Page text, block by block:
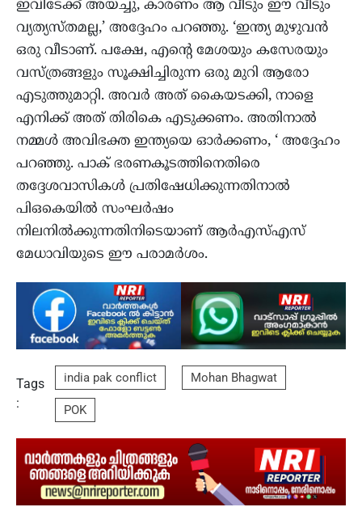
ഇവിടേക്ക് അയച്ചു, കാരണം ആ വീടും ഈ വീടും
വ്യത്യസ്തമല്ല,’ അദ്ദേഹം പറഞ്ഞു. ‘ഇന്ത്യ മുഴുവന്‍
ഒരു വീടാണ്. പക്ഷേ, എന്റെ മേശയും കസേരയും
വസ്ത്രങ്ങളും സൂക്ഷിച്ചിരുന്ന ഒരു മുറി ആരോ
എടുത്തുമാറ്റി. അവര്‍ അത് കൈയടക്കി, നാളെ
എനിക്ക് അത് തിരികെ എടുക്കണം. അതിനാല്‍
നമ്മള്‍ അവിഭക്ത ഇന്ത്യയെ ഓര്‍ക്കണം, ‘ അദ്ദേഹം
പറഞ്ഞു. പാക് ഭരണകൂടത്തിനെതിരെ
തദ്ദേശവാസികള്‍ പ്രതിഷേധിക്കുന്നതിനാല്‍
പിഒകെയില്‍ സംഘര്‍ഷം
നിലനില്‍ക്കുന്നതിനിടെയാണ് ആര്‍എസ്എസ്
മേധാവിയുടെ ഈ പരാമര്‍ശം.
Tags
:
india pak conflict Mohan Bhagwat
POK